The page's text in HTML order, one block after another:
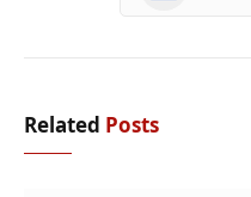
Related Posts